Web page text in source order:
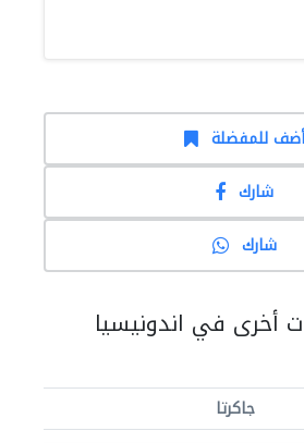
أضف للمفضلة
شارك
شارك
أخرى في اندونيسيا
جاكرتا